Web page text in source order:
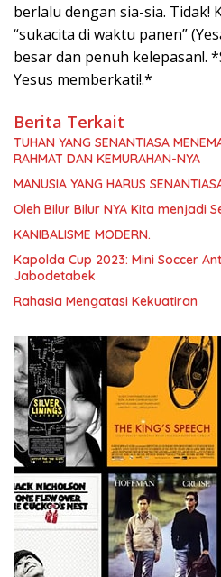
berlalu dengan sia-sia. Tidak!
“sukacita di waktu panen”
besar dan penuh kelepasan!.
Yesus memberkati!.*
Berita Terkait
TUHAN YANG SENANTIASA
RAHMAT DAN KEMURAHAN-NYA
MANUSIA YANG HARUS
Oleh Bilur Bilur NYA Kita menjadi
KANIBALISME MODERN.
Kapolda Cup 2023: Mini Soccer
Jabodetabek
Rahasia Mengatasi Kekuatiran